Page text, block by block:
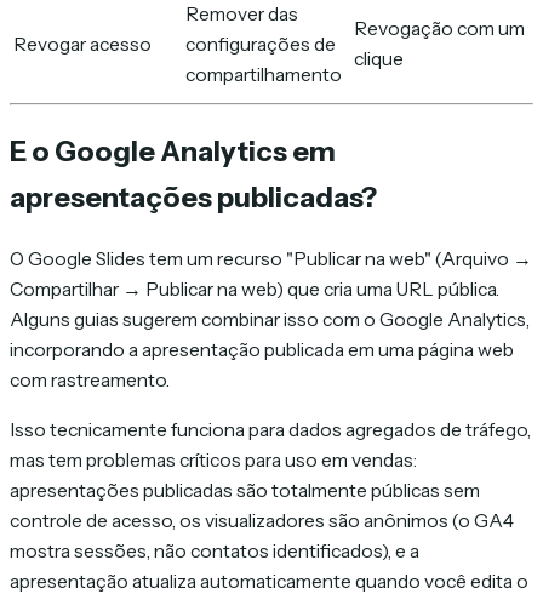
Revogar acesso
Remover das
configurações de
compartilhamento
Revogação com um
clique
E o Google Analytics em
apresentações publicadas?
O Google Slides tem um recurso "Publicar na web" (Arquivo →
Compartilhar → Publicar na web) que cria uma URL pública.
Alguns guias sugerem combinar isso com o Google Analytics,
incorporando a apresentação publicada em uma página web
com rastreamento.
Isso tecnicamente funciona para dados agregados de tráfego,
mas tem problemas críticos para uso em vendas:
apresentações publicadas são totalmente públicas sem
controle de acesso, os visualizadores são anônimos (o GA4
mostra sessões, não contatos identificados), e a
apresentação atualiza automaticamente quando você edita o